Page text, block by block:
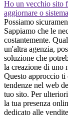
Ho un vecchio sito
aggiornare o
Possiamo
Sappiamo che le
costantemente.
un'altra agenzia,
soluzione che
la creazione di uno
Questo approccio
tendenze nel web
tuo sito. Per
la tua presenza
dedicato alle